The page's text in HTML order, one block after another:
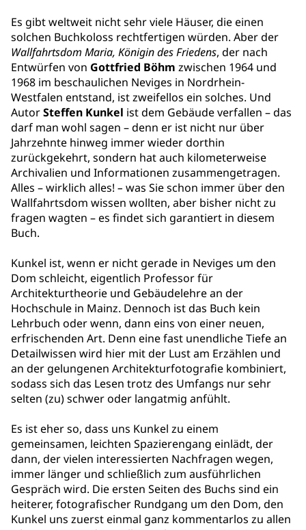
Es gibt weltweit nicht sehr viele Häuser, die einen
solchen Buchkoloss rechtfertigen würden. Aber der
Wallfahrtsdom Maria, Königin des Friedens, der nach
Entwürfen von Gottfried Böhm zwischen 1964 und
1968 im beschaulichen Neviges in Nordrhein-
Westfalen entstand, ist zweifellos ein solches. Und
AutorSteffen Kunkel ist dem Gebäude verfallen – das
darf man wohl sagen – denn er ist nicht nur über
Jahrzehnte hinweg immer wieder dorthin
zurückgekehrt, sondern hat auch kilometerweise
Archivalien und Informationen zusammengetragen.
Alles – wirklich alles! – was Sie schon immer über den
Wallfahrtsdom wissen wollten, aber bisher nicht zu
fragen wagten – es findet sich garantiert in diesem
Buch.
Kunkel ist, wenn er nicht gerade in Neviges um den
Dom schleicht, eigentlich Professor für
Architekturtheorie und Gebäudelehre an der
Hochschule in Mainz. Dennoch ist das Buch kein
Lehrbuch oder wenn, dann eins von einer neuen,
erfrischenden Art. Denn eine fast unendliche Tiefe an
Detailwissen wird hier mit der Lust am Erzählen und
an der gelungenen Architekturfotografie kombiniert,
sodass sich das Lesen trotz des Umfangs nur sehr
selten (zu) schwer oder langatmig anfühlt.
Es ist eher so, dass uns Kunkel zu einem
gemeinsamen, leichten Spazierengang einlädt, der
dann, der vielen interessierten Nachfragen wegen,
immer länger und schließlich zum ausführlichen
Gespräch wird. Die ersten Seiten des Buchs sind ein
heiterer, fotografischer Rundgang um den Dom, den
Kunkel uns zuerst einmal ganz kommentarlos zu allen